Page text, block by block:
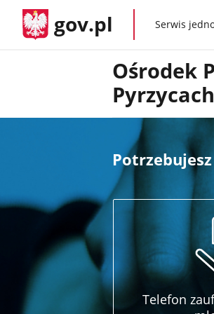
gov.pl gov.plSerwis
Ośrodek
Pyrzycach
Telefon